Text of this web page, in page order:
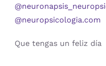
@neuropsicologia.com
Que tengas un feliz día